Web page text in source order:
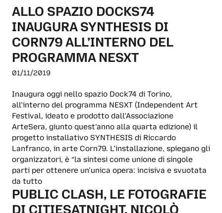
ALLO SPAZIO DOCKS74
INAUGURA SYNTHESIS DI
CORN79 ALL’INTERNO DEL
PROGRAMMA NESXT
01/11/2019
Inaugura oggi nello spazio Dock74 di Torino,
all’interno del programma NESXT (Independent Art
Festival, ideato e prodotto dall’Associazione
ArteSera, giunto quest’anno alla quarta edizione) il
progetto installativo SYNTHESIS di Riccardo
Lanfranco, in arte Corn79. L’installazione, spiegano gli
organizzatori, è “la sintesi come unione di singole
parti per ottenere un’unica opera: incisiva e svuotata
da tutto
PUBLIC CLASH, LE FOTOGRAFIE
DI CITIESATNIGHT, NICOLÒ